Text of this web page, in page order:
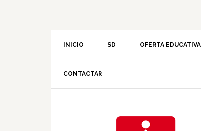
INICIO SD OFERTA EDUCATIVA
CONTACTAR